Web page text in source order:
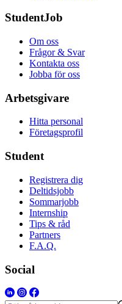
StudentJob
Om oss
Frågor & Svar
Kontakta oss
Jobba för oss
Arbetsgivare
Hitta personal
Företagsprofil
Student
Registrera dig
Deltidsjobb
Sommarjobb
Internship
Tips & råd
Partners
F.A.Q.
Social